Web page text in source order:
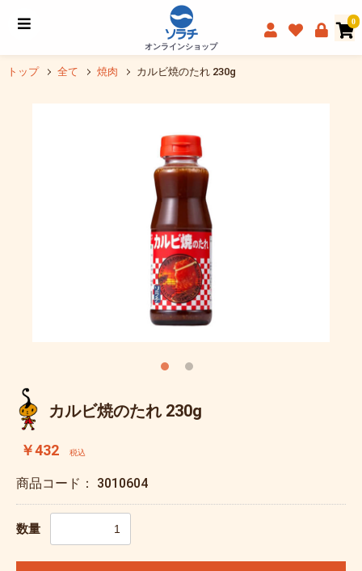
オンラインショップ
0
トップ 全て 焼肉 カルビ焼のたれ 230g
カルビ焼のたれ 230g
￥432 税込
商品コード： 3010604
数量